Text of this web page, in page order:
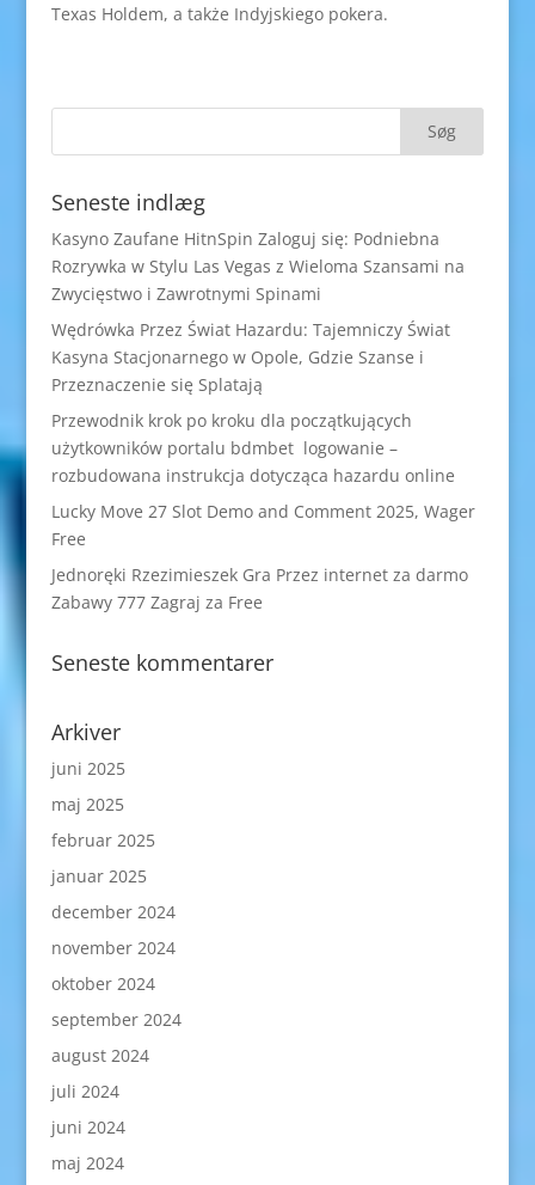
Texas Holdem, a także Indyjskiego pokera.
Seneste indlæg
Kasyno Zaufane HitnSpin Zaloguj się: Podniebna
Rozrywka w Stylu Las Vegas z Wieloma Szansami na
Zwycięstwo i Zawrotnymi Spinami
Wędrówka Przez Świat Hazardu: Tajemniczy Świat
Kasyna Stacjonarnego w Opole, Gdzie Szanse i
Przeznaczenie się Splatają
Przewodnik krok po kroku dla początkujących
użytkowników portalu bdmbet logowanie –
rozbudowana instrukcja dotycząca hazardu online
Lucky Move 27 Slot Demo and Comment 2025, Wager
Free
Jednoręki Rzezimieszek Gra Przez internet za darmo
Zabawy 777 Zagraj za Free
Seneste kommentarer
Arkiver
juni 2025
maj 2025
februar 2025
januar 2025
december 2024
november 2024
oktober 2024
september 2024
august 2024
juli 2024
juni 2024
maj 2024